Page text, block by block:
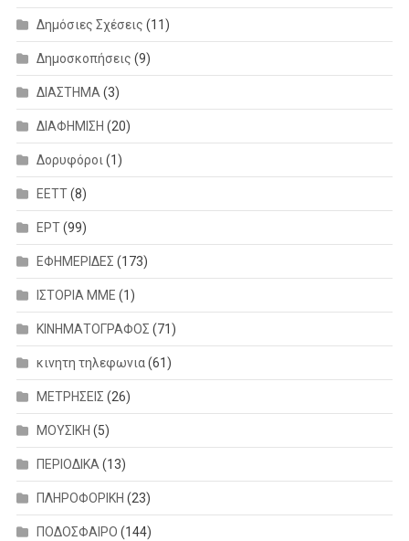
Δημόσιες Σχέσεις (11)
Δημοσκοπήσεις (9)
ΔΙΑΣΤΗΜΑ(3)
ΔΙΑΦΗΜΙΣΗ (20)
Δορυφόροι(1)
ΕΕΤΤ(8)
ΕΡΤ(99)
ΕΦΗΜΕΡΙΔΕΣ (173)
ΙΣΤΟΡΙΑ ΜΜΕ (1)
ΚΙΝΗΜΑΤΟΓΡΑΦΟΣ (71)
κινητη τηλεφωνια(61)
ΜΕΤΡΗΣΕΙΣ (26)
ΜΟΥΣΙΚΗ (5)
ΠΕΡΙΟΔΙΚΑ(13)
ΠΛΗΡΟΦΟΡΙΚΗ (23)
ΠΟΔΟΣΦΑΙΡΟ (144)